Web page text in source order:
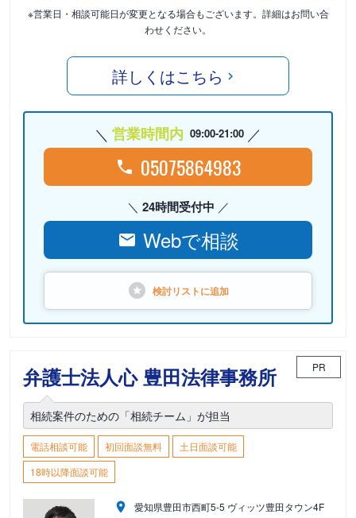
※営業日・相談可能日が変更となる場合もございます。詳細はお問い合
わせください。
詳しくはこちら
営業時間内 09:00-21:00
05075864983
24時間受付中
Webで相談
検討リストに追加
弁護士法人心 豊田法律事務所 PR
相続案件のための「相続チーム」が担当
電話相談可能 初回面談無料
土日面談可能
18時以降面談可能
愛知県豊田市西町5-5 ヴィッツ豊田タウン4F